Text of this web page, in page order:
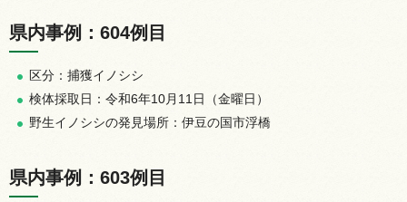
県内事例：604例目
区分：捕獲イノシシ
検体採取日：令和6年10月11日（金曜日）
野生イノシシの発見場所：伊豆の国市浮橋
県内事例：603例目